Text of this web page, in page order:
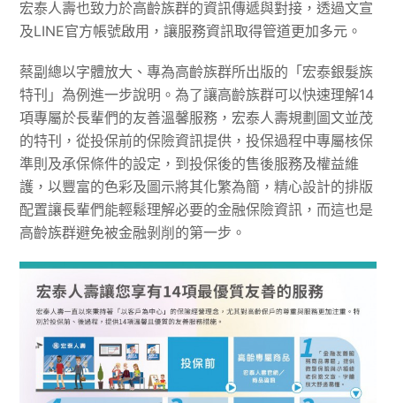
宏泰人壽也致力於高齡族群的資訊傳遞與對接，透過文宣
及LINE官方帳號啟用，讓服務資訊取得管道更加多元。
蔡副總以字體放大、專為高齡族群所出版的「宏泰銀髮族
特刊」為例進一步說明。為了讓高齡族群可以快速理解14
項專屬於長輩們的友善溫馨服務，宏泰人壽規劃圖文並茂
的特刊，從投保前的保險資訊提供，投保過程中專屬核保
準則及承保條件的設定，到投保後的售後服務及權益維
護，以豐富的色彩及圖示將其化繁為簡，精心設計的排版
配置讓長輩們能輕鬆理解必要的金融保險資訊，而這也是
高齡族群避免被金融剝削的第一步。